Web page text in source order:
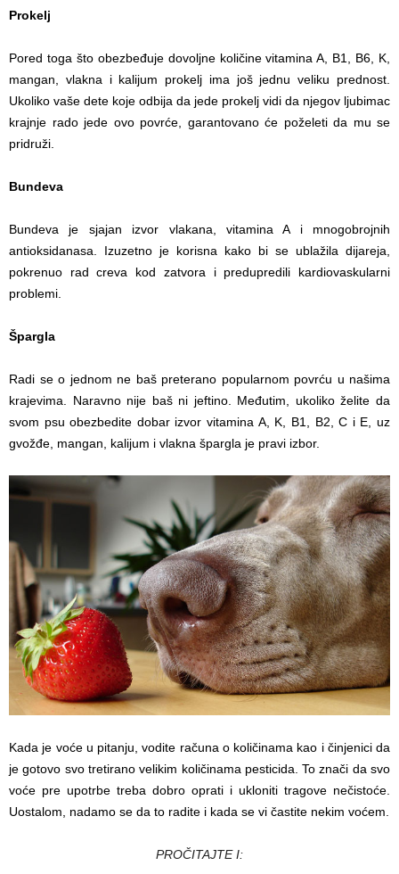
Prokelj
Pored toga što obezbeđuje dovoljne količine vitamina A, B1, B6, K,
mangan, vlakna i kalijum prokelj ima još jednu veliku prednost.
Ukoliko vaše dete koje odbija da jede prokelj vidi da njegov ljubimac
krajnje rado jede ovo povrće, garantovano će poželeti da mu se
pridruži.
Bundeva
Bundeva je sjajan izvor vlakana, vitamina A i mnogobrojnih
antioksidanasa. Izuzetno je korisna kako bi se ublažila dijareja,
pokrenuo rad creva kod zatvora i predupredili kardiovaskularni
problemi.
Špargla
Radi se o jednom ne baš preterano popularnom povrću u našima
krajevima. Naravno nije baš ni jeftino. Međutim, ukoliko želite da
svom psu obezbedite dobar izvor vitamina A, K, B1, B2, C i E, uz
gvožđe, mangan, kalijum i vlakna špargla je pravi izbor.
Kada je voće u pitanju, vodite računa o količinama kao i činjenici da
je gotovo svo tretirano velikim količinama pesticida. To znači da svo
voće pre upotrbe treba dobro oprati i ukloniti tragove nečistoće.
Uostalom, nadamo se da to radite i kada se vi častite nekim voćem.
PROČITAJTE I: